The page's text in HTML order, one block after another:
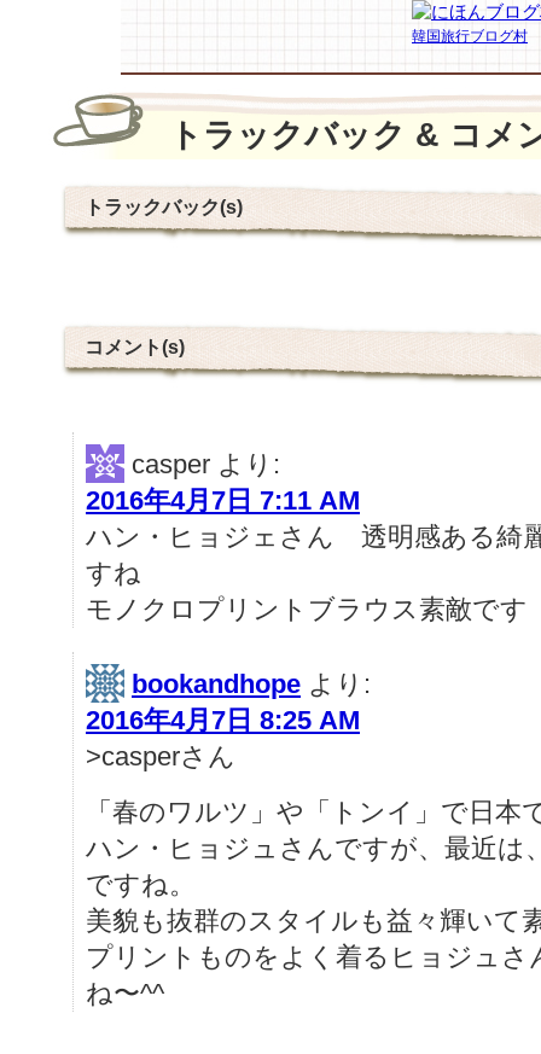
韓国旅行ブログ村
トラックバック & コメ
トラックバック(s)
コメント(s)
casper より:
2016年4月7日 7:11 AM
ハン・ヒョジェさん 透明感ある綺
すね
モノクロプリントブラウス素敵です
bookandhope より:
2016年4月7日 8:25 AM
>casperさん
「春のワルツ」や「トンイ」で日本
ハン・ヒョジュさんですが、最近は
ですね。
美貌も抜群のスタイルも益々輝いて
プリントものをよく着るヒョジュさ
ね〜^^